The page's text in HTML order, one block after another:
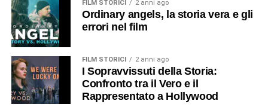
FILM STORICI 2 anni ago
Ordinary angels, la storia vera e gli
errori nel film
FILM STORICI 2 anni ago
I Sopravvissuti della Storia:
Confronto tra il Vero e il
Rappresentato a Hollywood